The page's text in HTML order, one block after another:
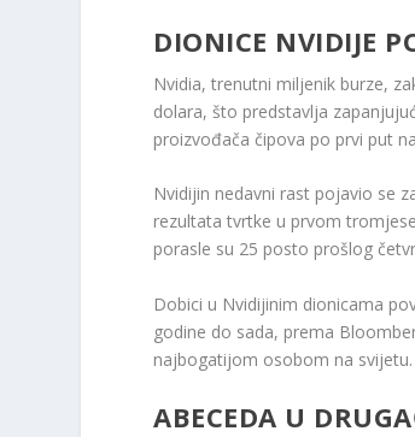
DIONICE NVIDIJE
Nvidia, trenutni miljenik burze,
dolara, što predstavlja
proizvođača čipova po prvi put
Nvidijin nedavni rast pojavio se
rezultata tvrtke u prvom
porasle su 25 posto prošlog
Dobici u Nvidijinim dionicama
godine do sada, prema
najbogatijom osobom na svijetu.
ABECEDA U